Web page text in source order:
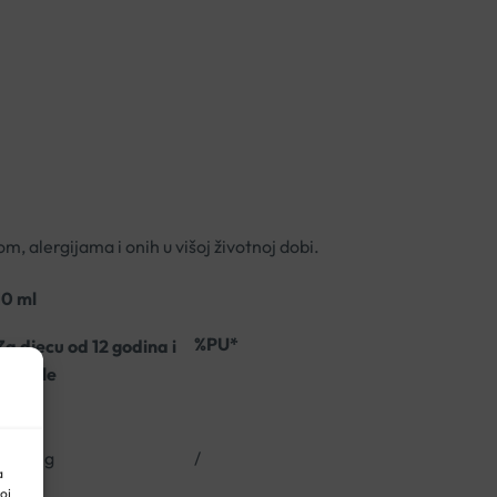
alergijama i onih u višoj životnoj dobi.
ml
djecu od 12 godina i
odrasle
%PU*
100 mg /